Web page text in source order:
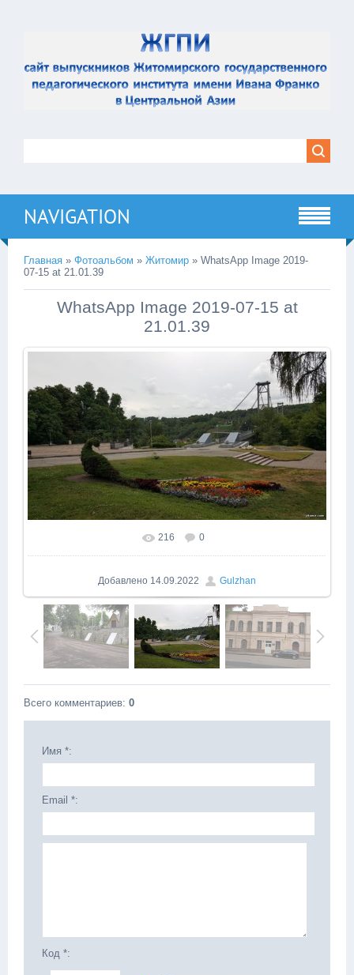
NAVIGATION
Главная » Фотоальбом » Житомир » WhatsApp Image 2019-
07-15 at 21.01.39
WhatsApp Image 2019-07-15 at
21.01.39
216 0
Добавлено 14.09.2022 Gulzhan
Всего комментариев: 0
Имя *:
Email *:
Код *: